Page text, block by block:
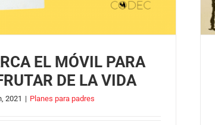
EL MÓVIL PARA
DE LA VIDA
2021 | Planes para padres